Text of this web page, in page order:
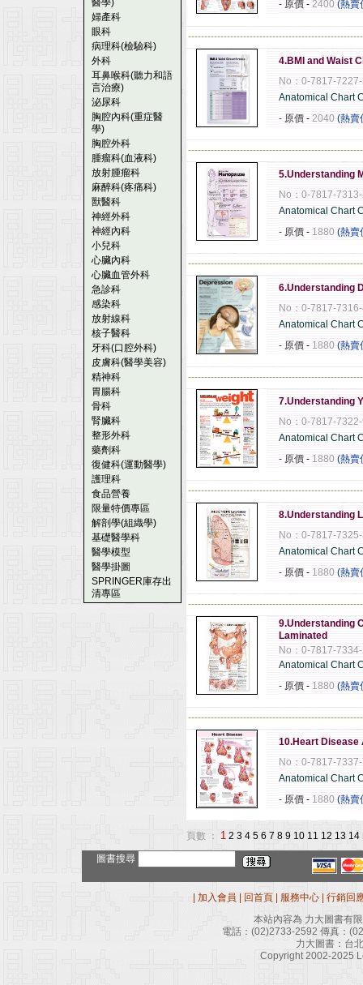
醫學)
婦產科
眼科
病理科(檢驗科)
外科
耳鼻喉科(聽力和語
言治療)
泌尿科
胸腔內科(重症醫
學)
胸腔外科
腫瘤科(血液科)
放射腫瘤科
麻醉科(疼痛科)
獸醫科
神經外科
神經內科
小兒科
心臟內科
心臟血管外科
急診科
感染科
放射線科
核子醫科
牙科(口腔外科)
皮膚科(醫學美容)
精神科
胃腸科
骨科
腎臟科
整形外科
藥劑科
復健科(運動醫學)
護理科
食品營養
限量特價專區
解剖學(組織學)
基礎醫學科
醫學模型
醫學掛圖
SPRINGER庫存出
清專區
- 原價 - 2400 (熱賣
4.BMI and Waist
No：0-7817-
Anatomical Chart
- 原價 - 2040 (熱賣
5.Understanding
No：0-7817-
Anatomical Chart
- 原價 - 1880 (熱賣
6.Understanding
No：0-7817-
Anatomical Chart
- 原價 - 1880 (熱賣
7.Understanding
No：0-7817-
Anatomical Chart
- 原價 - 1880 (熱賣
8.Understanding
No：0-7817-
Anatomical Chart
- 原價 - 1880 (熱賣
9.Understanding
Laminated
No：0-7817-
Anatomical Chart
- 原價 - 1880 (熱賣
10.Heart Disease
No：0-7817-
Anatomical Chart
- 原價 - 1880 (熱賣
頁數 ： 1 2 3 4 5 6 7 8 9 10 11 12 13 14
圖書搜尋
加入會員 回首頁 服務中心
行銷回
本站內容為 力大圖書有
電話： (02)2733-2592 傳真：
力大圖書：台
Copyright 2002-2025